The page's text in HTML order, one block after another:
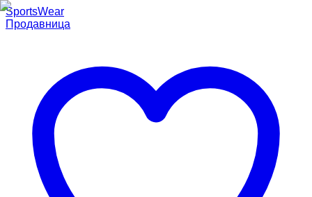
SportsWear
Продавница